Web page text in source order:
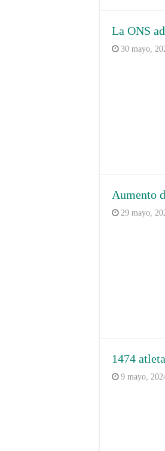
La ONS
30 mayo,
Aumento
29 mayo,
1474
9 mayo,